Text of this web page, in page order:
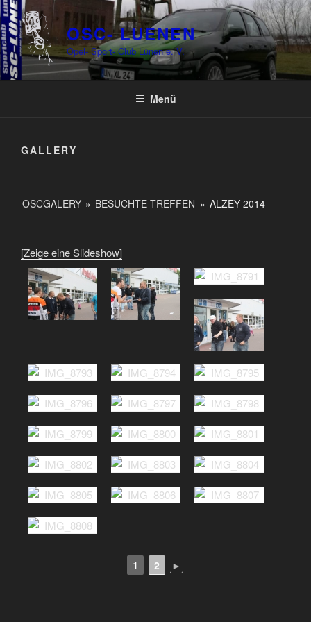
Zum
Inhalt
springen
OSC- LUENEN
Opel- Sport- Club Lünen e. V.
Menü
GALLERY
OSCGALERY » BESUCHTE TREFFEN » ALZEY 2014
[Zeige eine Slideshow]
1 2 ►